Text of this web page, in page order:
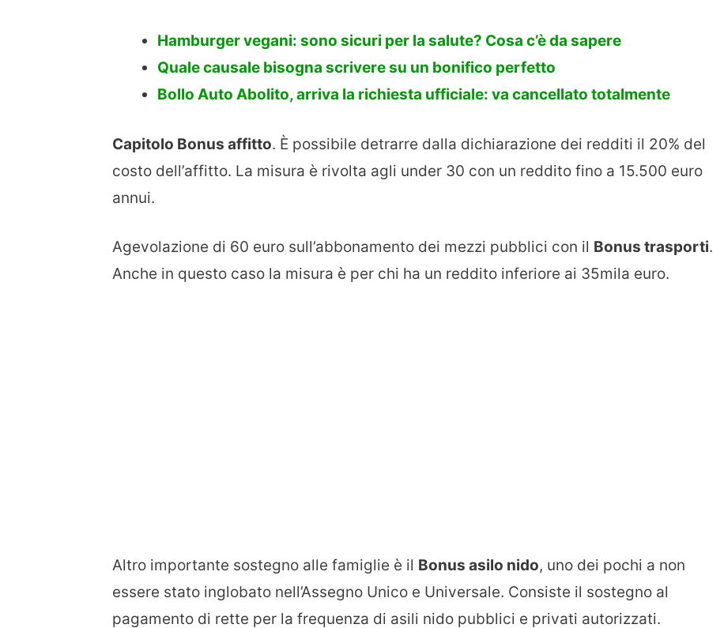
Hamburger vegani: sono sicuri per la salute? Cosa c’è da sapere
Quale causale bisogna scrivere su un bonifico perfetto
Bollo Auto Abolito, arriva la richiesta ufficiale: va cancellato totalmente
Capitolo Bonus affitto. È possibile detrarre dalla dichiarazione dei redditi il 20% del
costo dell’affitto. La misura è rivolta agli under 30 con un reddito fino a 15.500 euro
annui.
Agevolazione di 60 euro sull’abbonamento dei mezzi pubblici con il Bonus trasporti.
Anche in questo caso la misura è per chi ha un reddito inferiore ai 35mila euro.
Altro importante sostegno alle famiglie è il Bonus asilo nido, uno dei pochi a non
essere stato inglobato nell’Assegno Unico e Universale. Consiste il sostegno al
pagamento di rette per la frequenza di asili nido pubblici e privati autorizzati.